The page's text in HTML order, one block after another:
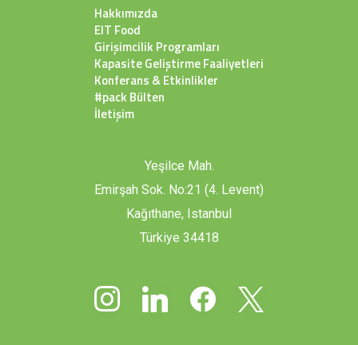
Hakkımızda
EIT Food
Girişimcilik Programları
Kapasite Geliştirme Faaliyetleri
Konferans & Etkinlikler
#pack Bülten
İletişim
Yeşilce Mah.
Emirşah Sok. No:21 (4. Levent)
Kağıthane, Istanbul
Türkiye 34418
instagramlinkedin facebook